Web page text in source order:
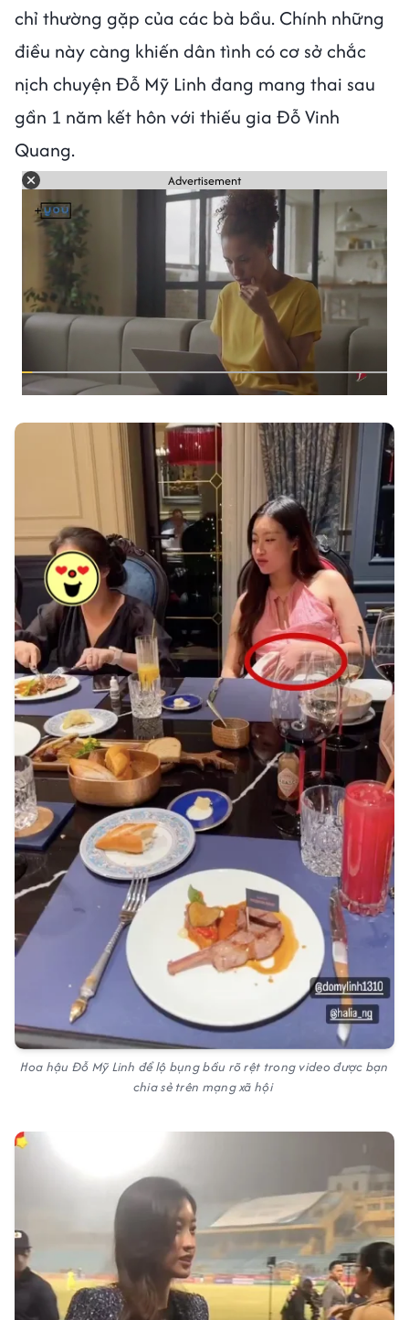
chỉ thường gặp của các bà bầu. Chính những
điều này càng khiến dân tình có cơ sở chắc
nịch chuyện Đỗ Mỹ Linh đang mang thai sau
gần 1 năm kết hôn với thiếu gia Đỗ Vinh
Quang.
Advertisement
Hoa hậu Đỗ Mỹ Linh để lộ bụng bầu rõ rệt trong video được bạn
chia sẻ trên mạng xã hội